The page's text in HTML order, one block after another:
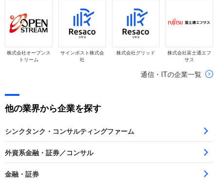
株式会社オープンス
トリーム
サインポスト株式会
社
株式会社グリッド
株式会社富士通エフ
サス
通信・ITの企業一覧
他の業界から企業を探す
シンクタンク・コンサルティングファーム
外資系金融・証券／コンサル
金融・証券